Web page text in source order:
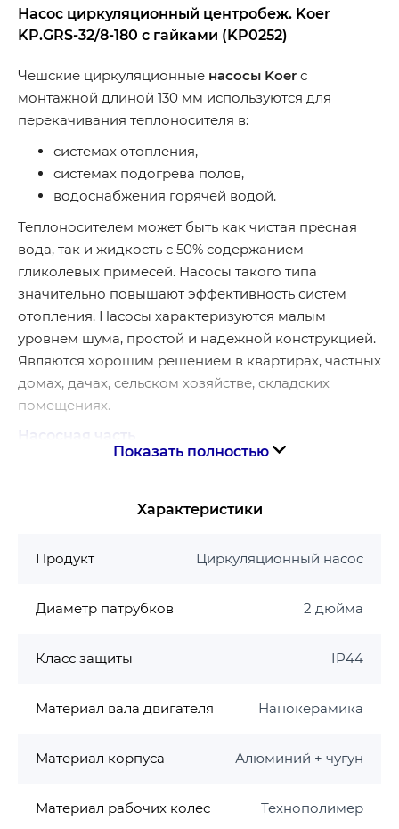
Насос циркуляционный центробеж. Koer
KP.GRS-32/8-180 с гайками (KP0252)
Чешские циркуляционные насосы Koer с
монтажной длиной 130 мм используются для
перекачивания теплоносителя в:
системах отопления,
системах подогрева полов,
водоснабжения горячей водой.
Теплоносителем может быть как чистая пресная
вода, так и жидкость с 50% содержанием
гликолевых примесей. Насосы такого типа
значительно повышают эффективность систем
отопления. Насосы характеризуются малым
уровнем шума, простой и надежной конструкцией.
Являются хорошим решением в квартирах, частных
домах, дачах, сельском хозяйстве, складских
помещениях.
Насосная часть
полиэфирсульфон (PES)
алюминоксидом нанокерамика
использование жидкости с содержанием
Степень загрязнения: недопустимо
Температура окружающего воздуха: + 5 ℃ … +
Показать полностью
Характеристики
Продукт Циркуляционный насос
Диаметр патрубков 2 дюйма
Класс защиты IP44
Материал вала двигателя Нанокерамика
Материал корпуса Алюминий + чугун
Материал рабочих колес Технополимер